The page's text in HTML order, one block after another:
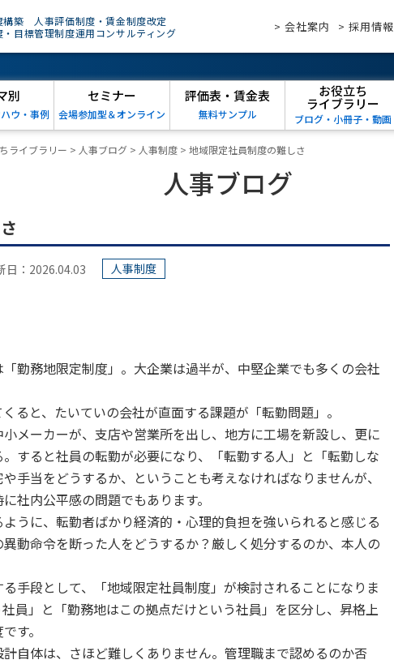
構築 人事評価制度・賃金制度改定
・目標管理制度運用コンサルティング
> 会社案内 > 採用情報
別
ウ・事例
セミナー
会場参加型＆オンライン
評価表・賃金表
無料サンプル
お役立ち
ライブラリー
ブログ・小冊子・動画
ライブラリー > 人事ブログ > 人事制度 > 地域限定社員制度の難しさ
人事ブログ
：2026.04.03
人事制度
「勤務地限定制度」。大企業は過半が、中堅企業でも多くの会社
ると、たいていの会社が直面する課題が「転勤問題」。
メーカーが、支店や営業所を出し、地方に工場を新設し、更に
すると社員の転勤が必要になり、「転勤する人」と「転勤しな
手当をどうするか、ということも考えなければなりませんが、
社内公平感の問題でもあります。
ように、転勤者ばかり経済的・心理的負担を強いられると感じる
動命令を断った人をどうするか？厳しく処分するのか、本人の
手段として、「地域限定社員制度」が検討されることになりま
員」と「勤務地はこの拠点だけという社員」を区分し、昇格上
す。
自体は、さほど難しくありません。管理職まで認めるのか否